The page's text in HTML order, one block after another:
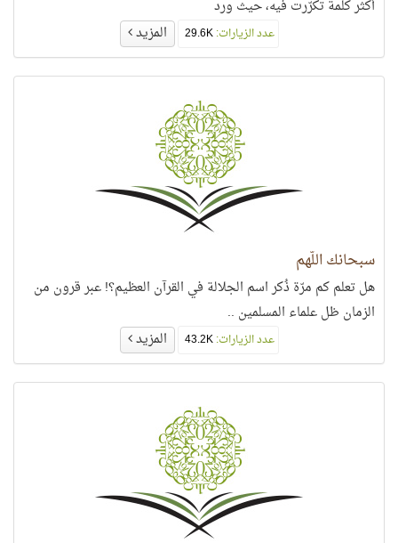
أكثر كلمة تكرّرت فيه، حيث ورد
عدد الزيارات:29.6K المزيد
سبحانك اللَّهم
هل تعلم كم مرّة ذُكر اسم الجلالة في القرآن العظيم؟! عبر قرون من
الزمان ظل علماء المسلمين ..
عدد الزيارات:43.2K المزيد